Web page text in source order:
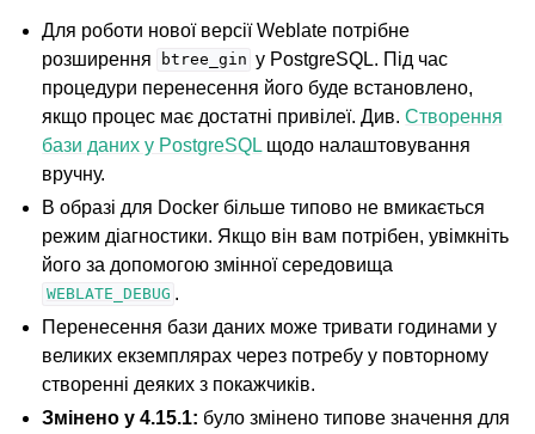
Для роботи нової версії Weblate потрібне
розширення
btree_gin у PostgreSQL. Під час
процедури перенесення його буде встановлено,
якщо процес має достатні привілеї. Див.Створення
бази даних у PostgreSQL щодо налаштовування
вручну.
В образі для Docker більше типово не вмикається
режим діагностики. Якщо він вам потрібен, увімкніть
його за допомогою змінної середовища
WEBLATE_DEBUG .
Перенесення бази даних може тривати годинами у
великих екземплярах через потребу у повторному
створенні деяких з покажчиків.
Змінено у 4.15.1: було змінено типове значення для